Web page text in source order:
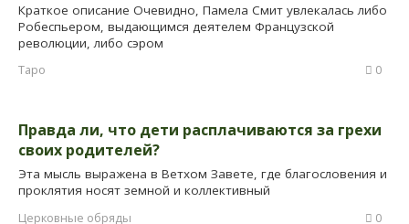
Краткое описание Очевидно, Памела Смит увлекалась либо
Робеспьером, выдающимся деятелем Французской
революции, либо сэром
Таро
0
Правда ли, что дети расплачиваются за грехи
своих родителей?
Эта мысль выражена в Ветхом Завете, где благословения и
проклятия носят земной и коллективный
Церковные обряды
0